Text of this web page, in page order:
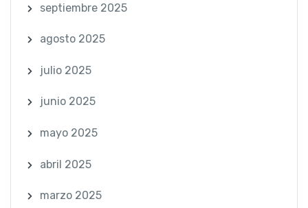
septiembre 2025
agosto 2025
julio 2025
junio 2025
mayo 2025
abril 2025
marzo 2025